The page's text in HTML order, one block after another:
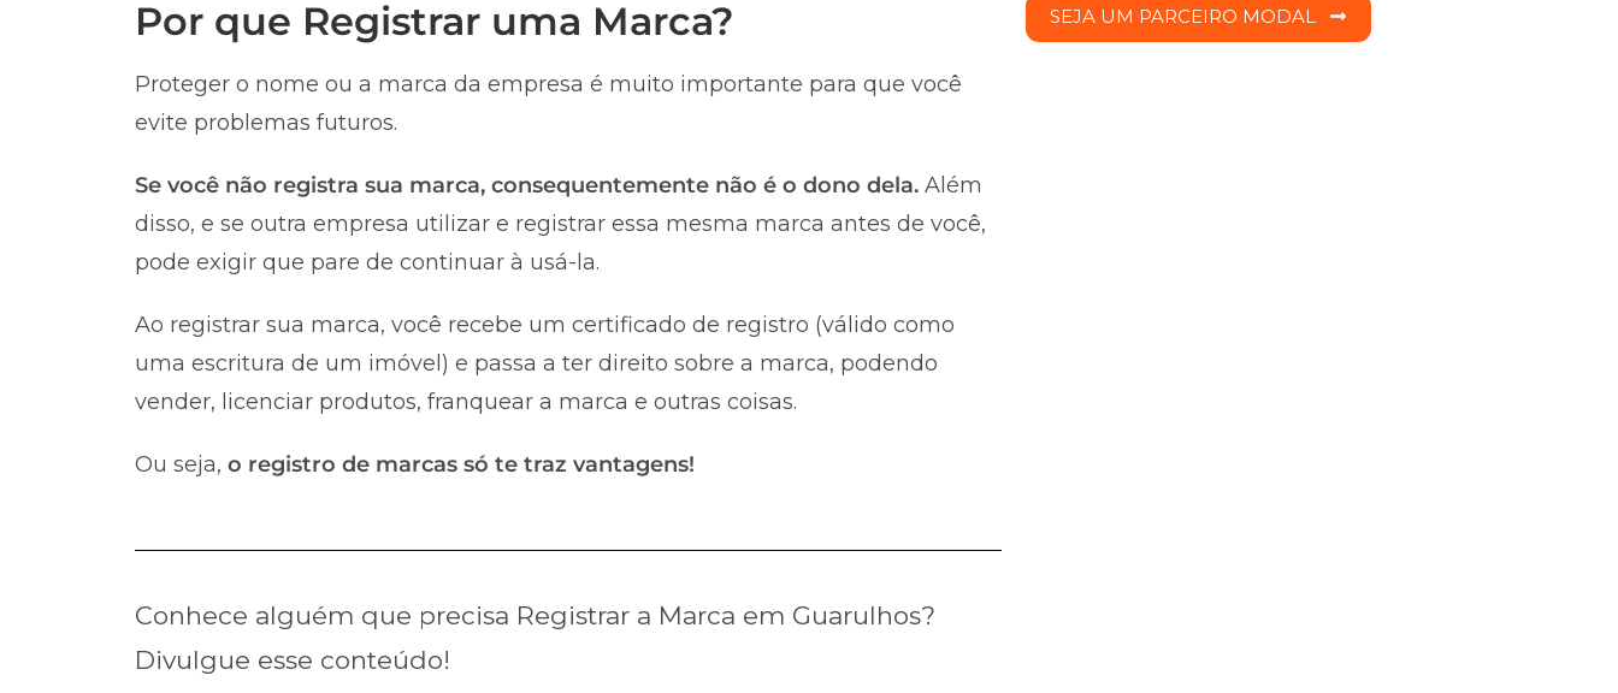
Por que Registrar uma Marca?
Proteger o nome ou a marca da empresa é muito importante para que você
evite problemas futuros.
Se você não registra sua marca, consequentemente não é o dono dela. Além
disso, e se outra empresa utilizar e registrar essa mesma marca antes de você,
pode exigir que pare de continuar à usá-la.
Ao registrar sua marca, você recebe um certificado de registro (válido como
uma escritura de um imóvel) e passa a ter direito sobre a marca, podendo
vender, licenciar produtos, franquear a marca e outras coisas.
Ou seja, o registro de marcas só te traz vantagens!
Conhece alguém que precisa Registrar a Marca em Guarulhos?
Divulgue esse conteúdo!
SEJA UM PARCEIRO MODAL